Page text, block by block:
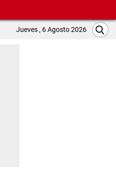
Jueves , 6 Agosto 2026